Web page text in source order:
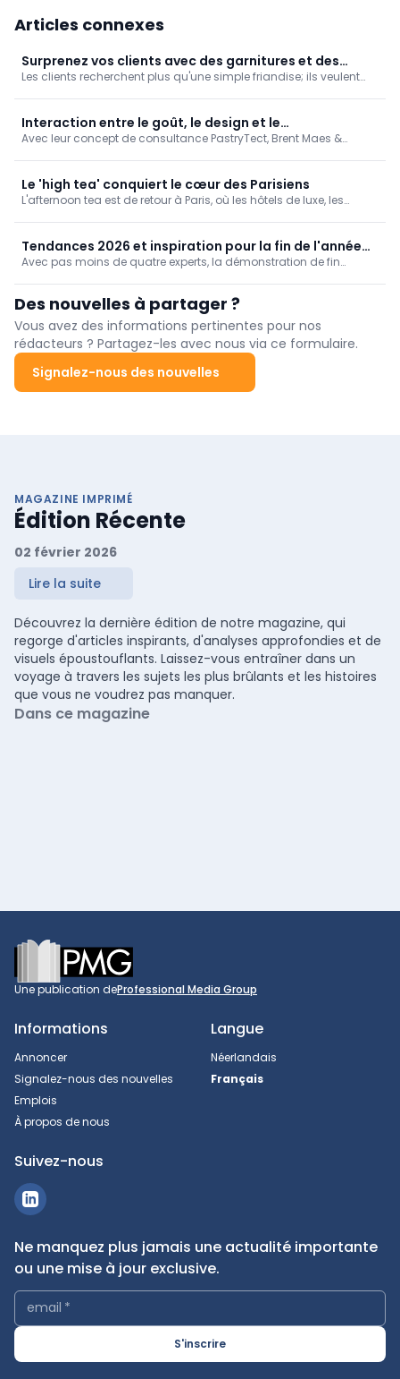
Articles connexes
Surprenez vos clients avec des garnitures et des
fourrages bien choisis
Les clients recherchent plus qu'une simple friandise; ils veulent
partageons des conseils pratiques et des applications, et nous
nous penchons sur les dernières tendances.
Interaction entre le goût, le design et le
positionnement
Avec leur concept de consultance PastryTect, Brent Maes &
combinaison de connaissances spécialisées, d'esthétique et de
réflexion conceptuelle, ils soutiennent les professionnels et les
entreprises dans le développement et le perfectionnement de
produits et de concepts globaux.
Le 'high tea' conquiert le cœur des Parisiens
L'afternoon tea est de retour à Paris, où les hôtels de luxe, les
les scones et les sandwichs salés britanniques se mêlent à la
pâtisserie française emblématique.
Tendances 2026 et inspiration pour la fin de l'année
2025
Avec pas moins de quatre experts, la démonstration de fin
salle de démonstration de FrieslandCampina (Lummen), après
quoi Willem Verlooy, Kiki Suijkerbuijk et Sofie Vanderhasselt ont
inspiré avec leurs créations, trucs et astuces.
Des nouvelles à partager ?
Vous avez des informations pertinentes pour nos
rédacteurs ? Partagez-les avec nous via ce formulaire.
Signalez-nous des nouvelles
MAGAZINE IMPRIMÉ
Édition Récente
02 février 2026
Lire la suite
Découvrez la dernière édition de notre magazine, qui
regorge d'articles inspirants, d'analyses approfondies et de
visuels époustouflants. Laissez-vous entraîner dans un
voyage à travers les sujets les plus brûlants et les histoires
que vous ne voudrez pas manquer.
Dans ce magazine
Footer
Une publication deProfessional Media Group
Informations
Annoncer
Signalez-nous des nouvelles
Emplois
À propos de nous
Langue
Néerlandais
Français
Suivez-nous
Ne manquez plus jamais une actualité importante
ou une mise à jour exclusive.
email *
S'inscrire